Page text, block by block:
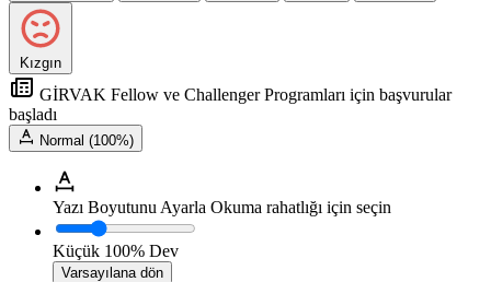
Kızgın
GİRVAK Fellow ve Challenger Programları için başvurular
başladı
Normal (100%)
Yazı Boyutunu Ayarla Okuma rahatlığı için seçin
Küçük 100% Dev
Varsayılana dön